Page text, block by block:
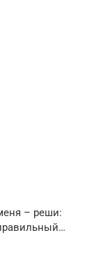
– реши: